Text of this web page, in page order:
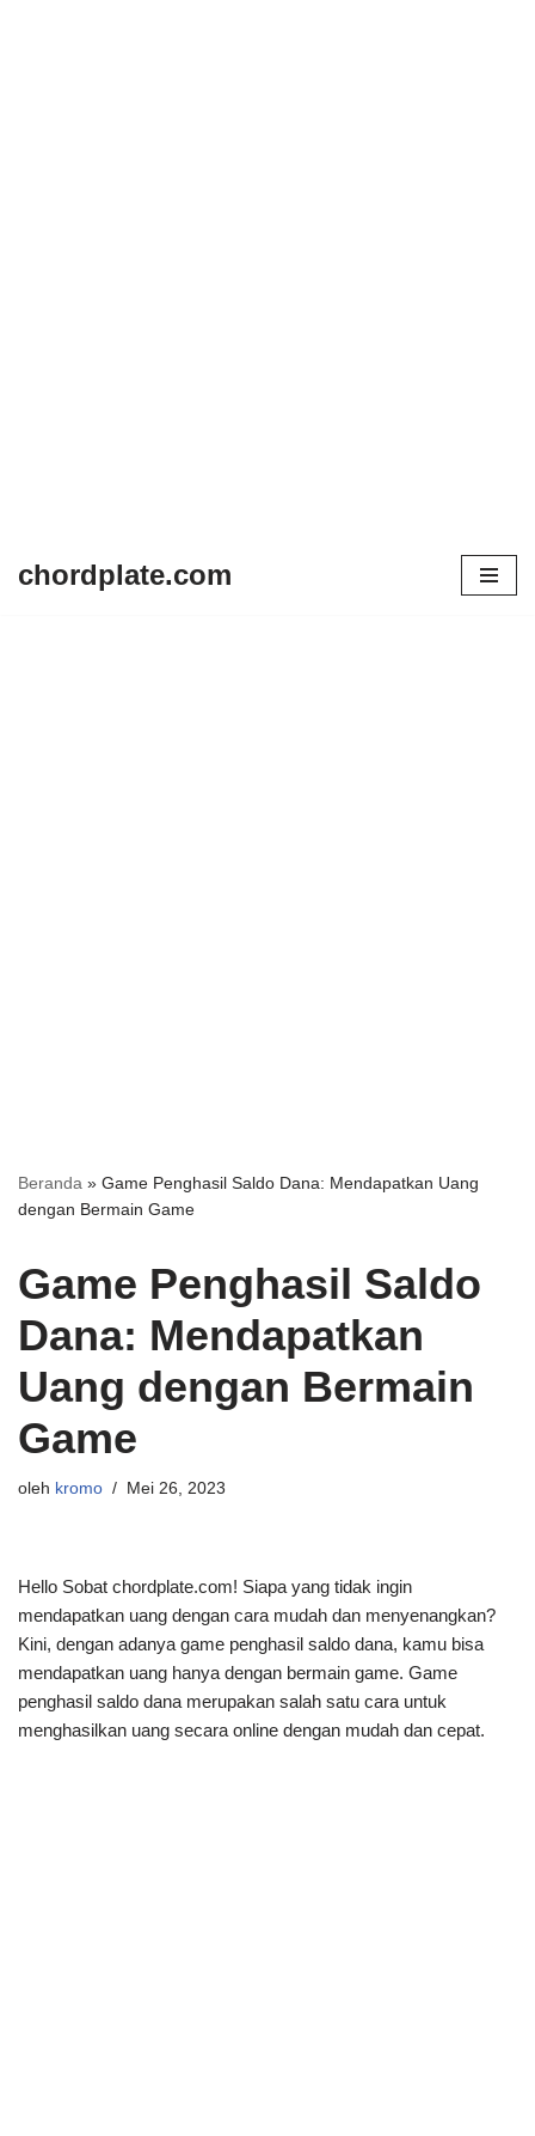
chordplate.com
Beranda » Game Penghasil Saldo Dana: Mendapatkan Uang
dengan Bermain Game
Game Penghasil Saldo
Dana: Mendapatkan
Uang dengan Bermain
Game
oleh kromo Mei 26, 2023
Hello Sobat chordplate.com! Siapa yang tidak ingin
mendapatkan uang dengan cara mudah dan menyenangkan?
Kini, dengan adanya game penghasil saldo dana, kamu bisa
mendapatkan uang hanya dengan bermain game. Game
penghasil saldo dana merupakan salah satu cara untuk
menghasilkan uang secara online dengan mudah dan cepat.